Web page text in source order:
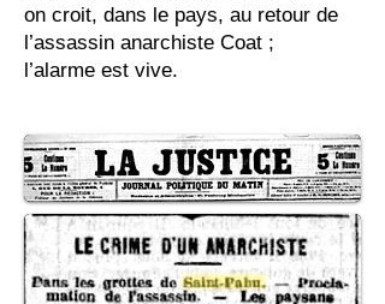
on croit, dans le pays, au retour de
l’assassin anarchiste Coat ;
l’alarme est vive.